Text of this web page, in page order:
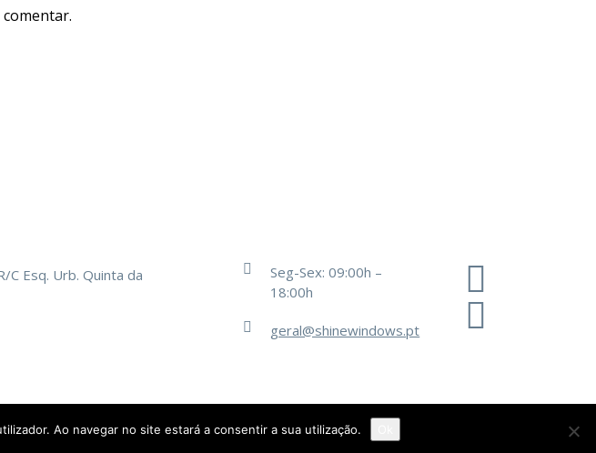
C Esq. Urb. Quinta da
Seg-Sex: 09:00h –
18:00h
geral@shinewindows.pt
Ao navegar no site estará a consentir a sua utilização.